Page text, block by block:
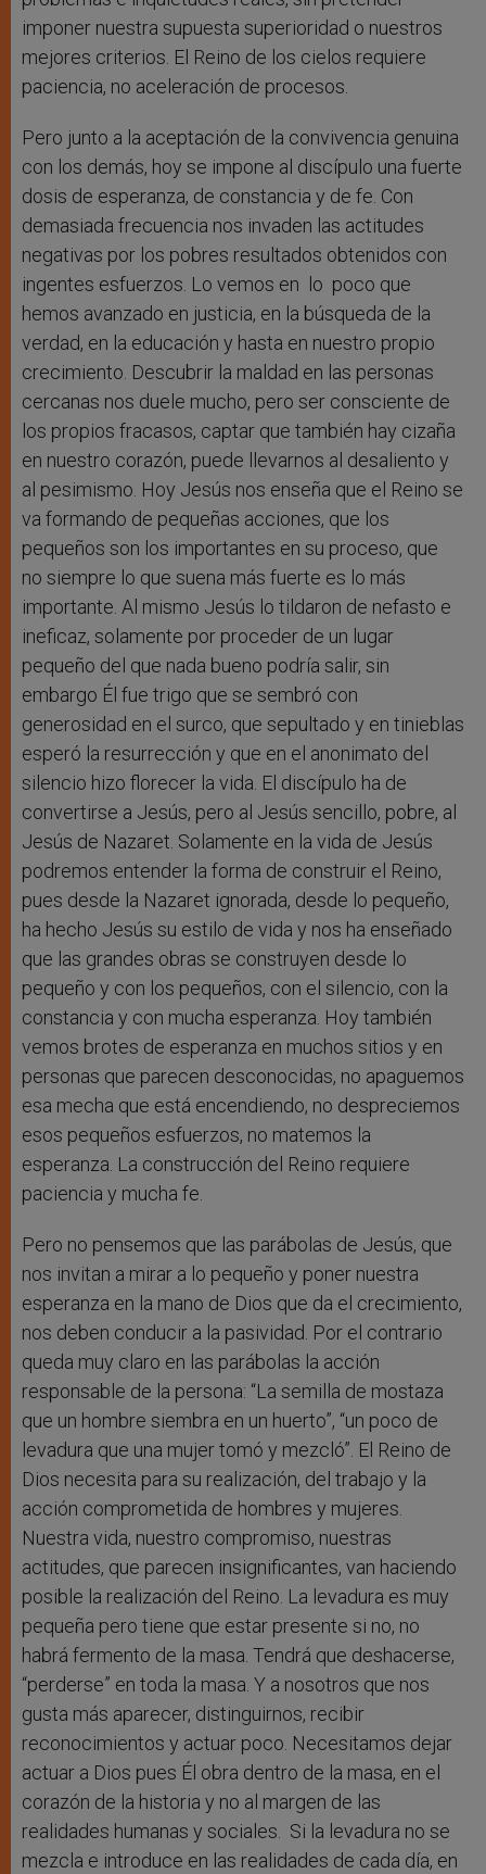
imponer nuestra supuesta superioridad o nuestros
mejores criterios. El Reino de los cielos requiere
paciencia, no aceleración de procesos.
Pero junto a la aceptación de la convivencia genuina
con los demás, hoy se impone al discípulo una fuerte
dosis de esperanza, de constancia y de fe. Con
demasiada frecuencia nos invaden las actitudes
negativas por los pobres resultados obtenidos con
ingentes esfuerzos. Lo vemos en lo poco que
hemos avanzado en justicia, en la búsqueda de la
verdad, en la educación y hasta en nuestro propio
crecimiento. Descubrir la maldad en las personas
cercanas nos duele mucho, pero ser consciente de
los propios fracasos, captar que también hay cizaña
en nuestro corazón, puede llevarnos al desaliento y
al pesimismo. Hoy Jesús nos enseña que el Reino se
va formando de pequeñas acciones, que los
pequeños son los importantes en su proceso, que
no siempre lo que suena más fuerte es lo más
importante. Al mismo Jesús lo tildaron de nefasto e
ineficaz, solamente por proceder de un lugar
pequeño del que nada bueno podría salir, sin
embargo Él fue trigo que se sembró con
generosidad en el surco, que sepultado y en tinieblas
esperó la resurrección y que en el anonimato del
silencio hizo florecer la vida. El discípulo ha de
convertirse a Jesús, pero al Jesús sencillo, pobre, al
Jesús de Nazaret. Solamente en la vida de Jesús
podremos entender la forma de construir el Reino,
pues desde la Nazaret ignorada, desde lo pequeño,
ha hecho Jesús su estilo de vida y nos ha enseñado
que las grandes obras se construyen desde lo
pequeño y con los pequeños, con el silencio, con la
constancia y con mucha esperanza. Hoy también
vemos brotes de esperanza en muchos sitios y en
personas que parecen desconocidas, no apaguemos
esa mecha que está encendiendo, no despreciemos
esos pequeños esfuerzos, no matemos la
esperanza. La construcción del Reino requiere
paciencia y mucha fe.
Pero no pensemos que las parábolas de Jesús, que
nos invitan a mirar a lo pequeño y poner nuestra
esperanza en la mano de Dios que da el crecimiento,
nos deben conducir a la pasividad. Por el contrario
queda muy claro en las parábolas la acción
responsable de la persona: “La semilla de mostaza
que un hombre siembra en un huerto”, “un poco de
levadura que una mujer tomó y mezcló”. El Reino de
Dios necesita para su realización, del trabajo y la
acción comprometida de hombres y mujeres.
Nuestra vida, nuestro compromiso, nuestras
actitudes, que parecen insignificantes, van haciendo
posible la realización del Reino. La levadura es muy
pequeña pero tiene que estar presente si no, no
habrá fermento de la masa. Tendrá que deshacerse,
“perderse” en toda la masa. Y a nosotros que nos
gusta más aparecer, distinguirnos, recibir
reconocimientos y actuar poco. Necesitamos dejar
actuar a Dios pues Él obra dentro de la masa, en el
corazón de la historia y no al margen de las
realidades humanas y sociales. Si la levadura no se
mezcla e introduce en las realidades de cada día, en